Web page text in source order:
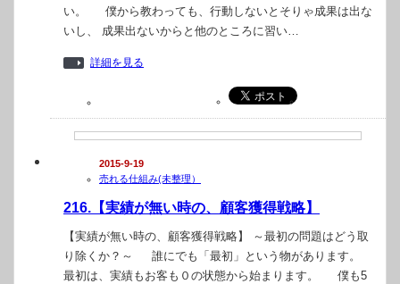
い。 僕から教わっても、行動しないとそりゃ成果は出な
いし、 成果出ないからと他のところに習い…
詳細を見る
2015-9-19
売れる仕組み(未整理）
216.【実績が無い時の、顧客獲得戦略】
【実績が無い時の、顧客獲得戦略】 ～最初の問題はどう取
り除くか？～ 誰にでも「最初」という物があります。
最初は、実績もお客も０の状態から始まります。 僕も5